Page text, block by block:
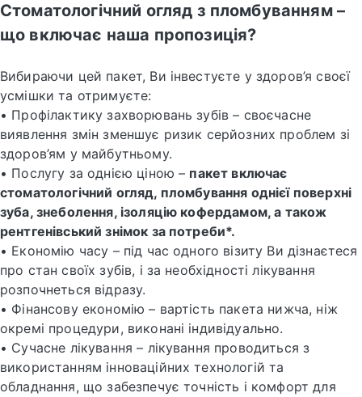
Стоматологічний огляд з пломбуванням –
що включає наша пропозиція?
Вибираючи цей пакет, Ви інвестуєте у здоров’я своєї
усмішки та отримуєте:
• Профілактику захворювань зубів – своєчасне
виявлення змін зменшує ризик серйозних проблем зі
здоров’ям у майбутньому.
• Послугу за однією ціною – пакет включає
стоматологічний огляд, пломбування однієї поверхні
зуба, знеболення, ізоляцію кофердамом, а також
рентгенівський знімок за потреби*.
• Економію часу – під час одного візиту Ви дізнаєтеся
про стан своїх зубів, і за необхідності лікування
розпочнеться відразу.
• Фінансову економію – вартість пакета нижча, ніж
окремі процедури, виконані індивідуально.
• Сучасне лікування – лікування проводиться з
використанням інноваційних технологій та
обладнання, що забезпечує точність і комфорт для